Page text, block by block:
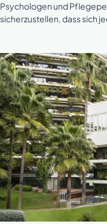
Psychologen und
sicherzustellen, dass sich